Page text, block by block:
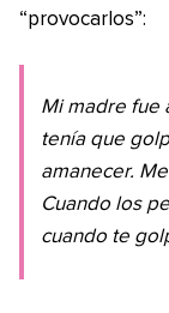
“provocarlos”:
Mi madre fue
tenía que
amanecer.
Cuando los
cuando te